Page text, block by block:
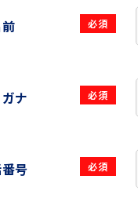
ナ
号